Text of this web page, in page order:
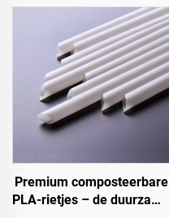
Premium composteerbare
PLA-rietjes – de duurzame